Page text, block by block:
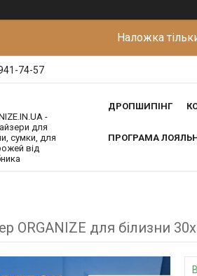
Наложка
74-57
-
для
сумки, для
від
ДРОПШИПІНГ
ПРОГРАМА
ORGANIZE для білизни